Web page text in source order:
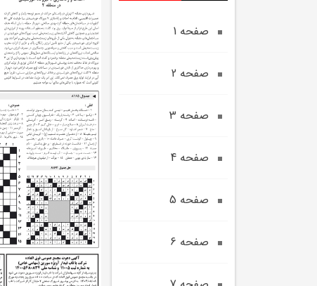
صفحه 1
صفحه 2
صفحه 3
صفحه 4
صفحه 5
صفحه 6